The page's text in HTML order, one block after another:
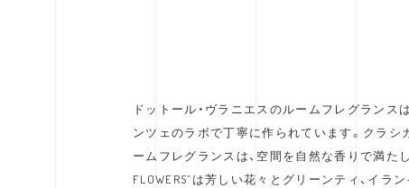
ドットール・ヴラニエスのルームフレグランス
ンツェのラボで丁寧に作られています。クラ
ームフレグランスは、空間を自然な香りで満た
FLOWERS”は芳しい花々とグリーンティ、イラ